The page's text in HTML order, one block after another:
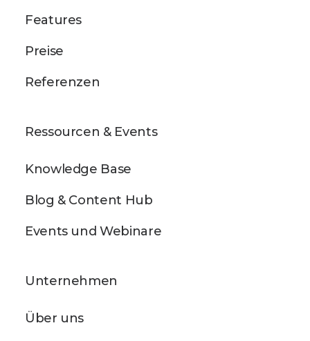
Features
Preise
Referenzen
Ressourcen & Events
Knowledge Base
Blog & Content Hub
Events und Webinare
Unternehmen
Über uns